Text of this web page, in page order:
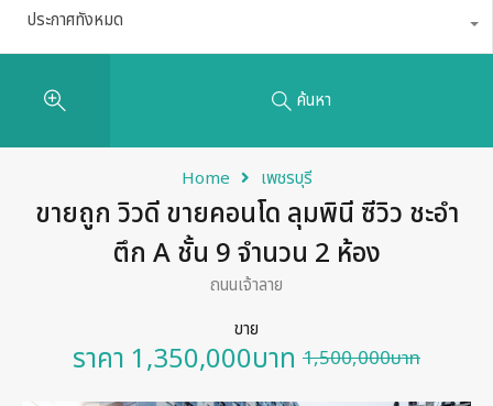
ประกาศทั้งหมด
ค้นหา
Home เพชรบุรี
ขายถูก วิวดี ขายคอนโด ลุมพินี ซีวิว ชะอำ
ตึก A ชั้น 9 จำนวน 2 ห้อง
ถนนเจ้าลาย
ขาย
ราคา 1,350,000บาท 1,500,000บาท